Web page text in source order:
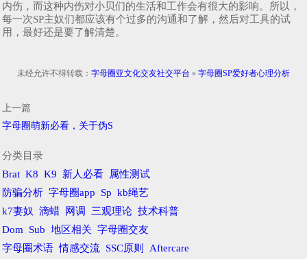
内伤，而这种内伤对小贝们的生活和工作会有很大的影响。所以，
每一次SP主奴们都应该有个过多的沟通和了解，然后对工具的试
用，最好还是要了解清楚。
未经允许不得转载： 字母圈亚文化交友社交平台 » 字母圈SP爱好者心理分析
上一篇
字母圈萌新必看，关于伪S
分类目录
Brat K8 K9 新人必看
属性测试
防骗分析 字母圈app Sp kb绳艺
k7妻奴
滴蜡 网调 三观理论 技术科普
Dom Sub 地区相关 字母圈交友
字母圈术语 情感交流 SSC原则 Aftercare